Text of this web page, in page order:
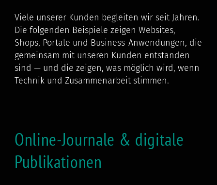
Viele unserer Kunden begleiten wir seit Jahren.
Die folgenden Beispiele zeigen Websites,
Shops, Portale und Business-Anwendungen, die
gemeinsam mit unseren Kunden entstanden
sind — und die zeigen, was möglich wird, wenn
Technik und Zusammenarbeit stimmen.
Online-Journale & digitale
Publikationen